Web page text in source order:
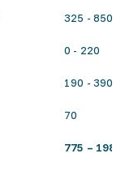
325 - 850
0 - 220
190 - 390
70
775 – 1980